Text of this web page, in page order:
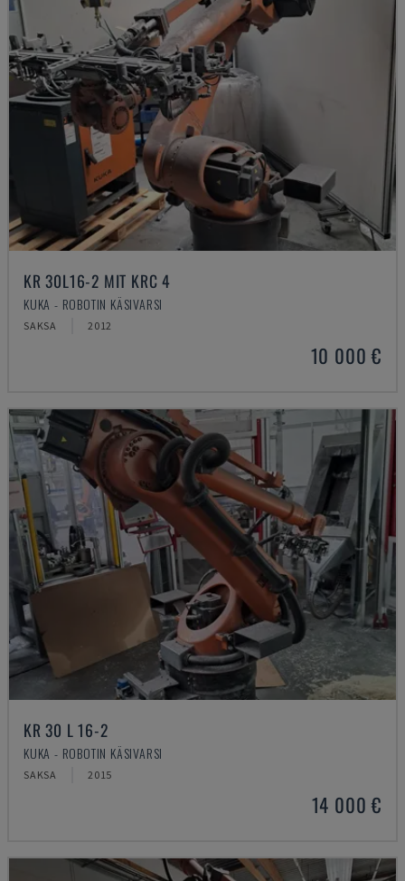
KR 30L16-2 MIT KRC 4
KUKA - ROBOTIN KÄSIVARSI
SAKSA 2012
10 000 €
KR 30 L 16-2
KUKA - ROBOTIN KÄSIVARSI
SAKSA 2015
14 000 €